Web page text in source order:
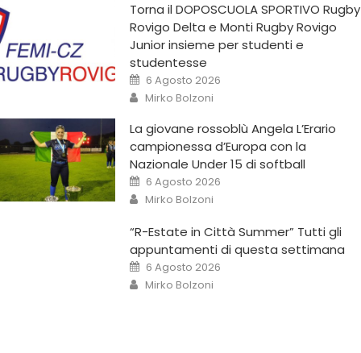
Torna il DOPOSCUOLA SPORTIVO Rugby
Rovigo Delta e Monti Rugby Rovigo
Junior insieme per studenti e
studentesse
6 Agosto 2026
Mirko Bolzoni
La giovane rossoblù Angela L’Erario
campionessa d’Europa con la
Nazionale Under 15 di softball
6 Agosto 2026
Mirko Bolzoni
“R-Estate in Città Summer” Tutti gli
appuntamenti di questa settimana
6 Agosto 2026
Mirko Bolzoni